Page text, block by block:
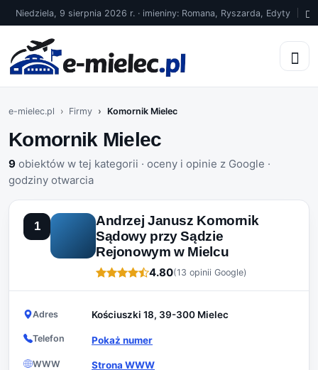
Niedziela, 9 sierpnia 2026 r. · imieniny: Romana, Ryszarda, Edyty
e-mielec.pl Firmy Komornik Mielec
Komornik Mielec
9 obiektów w tej kategorii · oceny i opinie z Google ·
godziny otwarcia
1
Andrzej Janusz Komornik
Sądowy przy Sądzie
Rejonowym w Mielcu
4.80(13 opinii Google)
Adres Kościuszki 18, 39-300 Mielec
Telefon Pokaż numer
WWW Strona WWW